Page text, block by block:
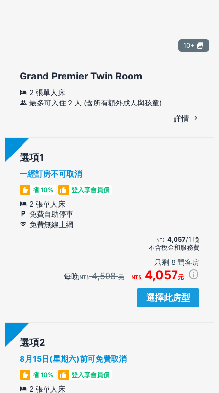
10+
Grand Premier Twin Room
2 張單人床
最多可入住 2 人 (含所有額外成人與孩童)
詳情
選項
一經訂房不可取消
省 10% 登入享會員價
2 張單人床
免費自助停車
免費無線上網
4,057/1 晚
不含稅金和服務費
只剩 8 間客房
每晚 4,508元 4,057元
選擇此房型
選項
8月15日(星期六)前可免費取消
省 10% 登入享會員價
2 張單人床